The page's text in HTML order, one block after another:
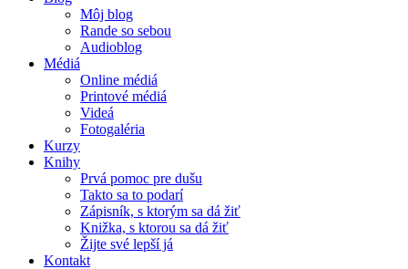
Môj blog
Rande so sebou
Audioblog
Médiá
Online médiá
Printové médiá
Videá
Fotogaléria
Kurzy
Knihy
Prvá pomoc pre dušu
Takto sa to podarí
Zápisník, s ktorým sa dá žiť
Knižka, s ktorou sa dá žiť
Žijte své lepší já
Kontakt